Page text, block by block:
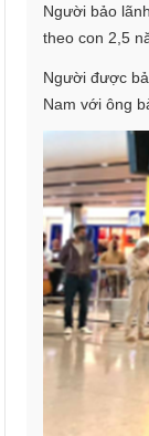
Người bảo
theo con 2,5
Người được
Nam với ông